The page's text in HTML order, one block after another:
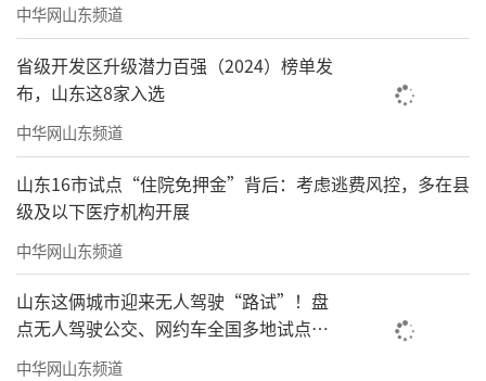
中华网山东频道
省级开发区升级潜力百强（2024）榜单发
布，山东这8家入选
中华网山东频道
山东16市试点“住院免押金”背后：考虑逃费风控，多在县
级及以下医疗机构开展
中华网山东频道
山东这俩城市迎来无人驾驶“路试”！盘
点无人驾驶公交、网约车全国多地试点之
路
中华网山东频道